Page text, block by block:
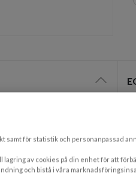
Visa/dölj
med funktionell
eller andra föremål som
guldbruna färg så
samt för statistik och personanpassad
lagring av cookies på din enhet för att
och bistå i våra